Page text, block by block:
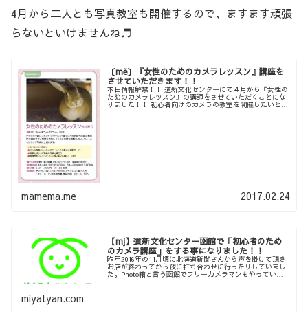
4月から二人とも写真教室も開催するので、ますます頑張
らないといけませんね♬
〔më〕『女性のためのカメラレッスン』講座を
させていただきます！！
本日情報解禁！！ 道新文化センターにて４月から『女性の
ためのカメラレッスン』の講師をさせていただくことにな
りました！！ 初心者向けのカメラの教室を開催したいとの
mamema.me 2017.02.24
【mį】道新文化センター函館で「初心者のため
のカメラ講座」をする事になりました！！
昨年2016年の11月頃に北海道新聞さんから声を掛けて頂き
お店が終わってから夜に打ち合わせに行ったりしていまし
た。Photo箱と言う函館でフリーカメラマンもやっている
miyatyan.com